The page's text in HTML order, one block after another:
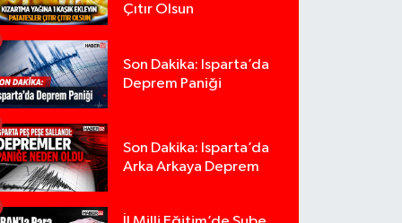
Çıtır Olsun
Son Dakika: Isparta’da
Deprem Paniği
Son Dakika: Isparta’da
Arka Arkaya Deprem